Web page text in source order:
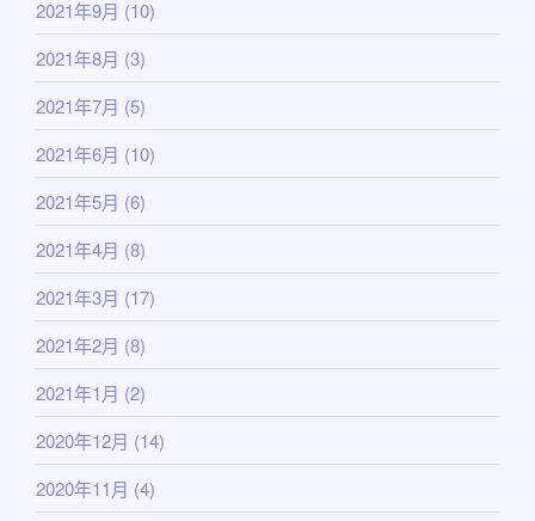
2021年9月 (10)
2021年8月 (3)
2021年7月 (5)
2021年6月 (10)
2021年5月 (6)
2021年4月 (8)
2021年3月 (17)
2021年2月 (8)
2021年1月 (2)
2020年12月 (14)
2020年11月 (4)